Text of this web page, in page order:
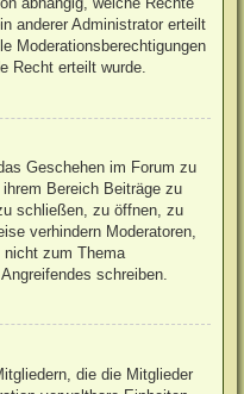
anderer Administrator erteilt
Moderationsberechtigungen
Recht erteilt wurde.
Geschehen im Forum zu
Bereich Beiträge zu
schließen, zu öffnen, zu
verhindern Moderatoren,
nicht zum Thema
schreiben.
die die Mitglieder